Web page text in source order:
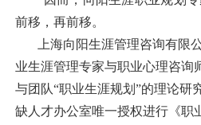
前移，再前移。
上海向阳生涯管理咨询有限
业生涯管理专家与职业心理咨询
与团队“职业生涯规划”的理论研
缺人才办公室唯一授权进行《职